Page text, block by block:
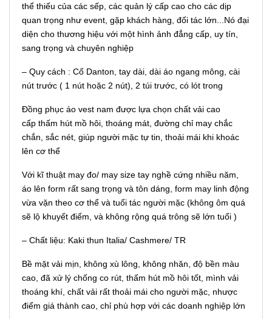
thể thiếu của các sếp, các quản lý cấp cao cho các dịp
quan trọng như event, gặp khách hàng, đối tác lớn...Nó đại
diện cho thương hiệu với một hình ảnh đẳng cấp, uy tín,
sang trọng và chuyên nghiệp
– Quy cách : Cổ Danton, tay dài, dài áo ngang mông, cài
nút trước ( 1 nút hoặc 2 nút), 2 túi trước, có lót trong
Đồng phục áo vest nam được lựa chọn chất vải cao
cấp thấm hút mồ hôi, thoáng mát, đường chỉ may chắc
chắn, sắc nét, giúp người mặc tự tin, thoải mái khi khoác
lên cơ thể
Với kĩ thuật may đo/ may size tay nghề cứng nhiều năm,
áo lên form rất sang trọng và tôn dáng, form may linh động
vừa vặn theo cơ thể và tuổi tác người mặc (không ôm quá
sẽ lộ khuyết điểm, và không rộng quá trông sẽ lớn tuổi )
– Chất liệu: Kaki thun Italia/ Cashmere/ TR
Bề mặt vải mịn, không xù lông, không nhăn, độ bền màu
cao, đã xử lý chống co rút, thấm hút mồ hôi tốt, mình vải
thoáng khí, chất vải rất thoải mái cho người mặc, nhược
điểm giá thành cao, chỉ phù hợp với các doanh nghiệp lớn